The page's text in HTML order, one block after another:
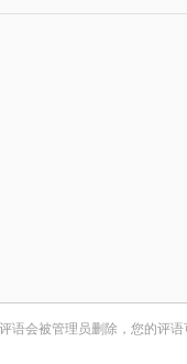
语会被管理员删除，您的评